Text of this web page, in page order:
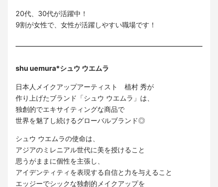
20代、30代が活躍中！
9割が女性で、女性が活躍しやすい職場です！
shu uemura*シュウ ウエムラ
日本人メイクアップアーティスト 植村 秀が
作り上げたブランド「シュウ ウエムラ」は、
独創的でエキサイティングな商品で
世界を魅了し続けるグローバルブランド◎
シュウ ウエムラの使命は、
アジアのミレニアル世代に美を授けること
思うがままに個性を主張し、
アイデンティティを表現する自信と力を与えること
エッジーでシックな独創的メイクアップを